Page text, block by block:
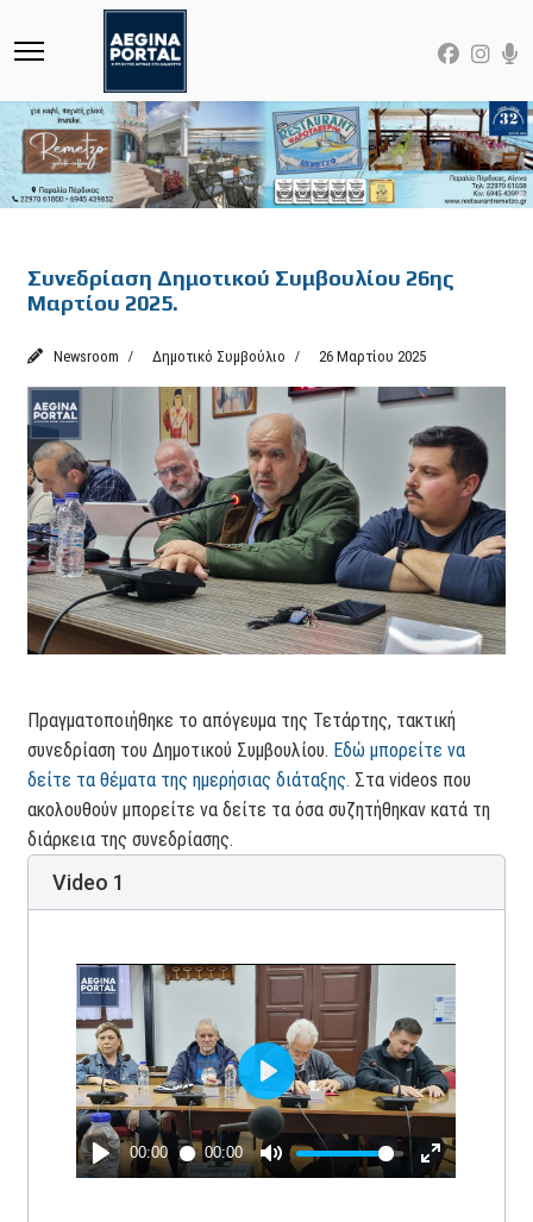
Συνεδρίαση Δημοτικού Συμβουλίου 26ης
Μαρτίου 2025.
Newsroom Δημοτικό Συμβούλιο 26 Μαρτίου 2025
Πραγματοποιήθηκε το απόγευμα της Τετάρτης, τακτική
συνεδρίαση του Δημοτικού Συμβουλίου. Εδώ μπορείτε να
δείτε τα θέματα της ημερήσιας διάταξης. Στα videos που
ακολουθούν μπορείτε να δείτε τα όσα συζητήθηκαν κατά τη
διάρκεια της συνεδρίασης.
Video 1